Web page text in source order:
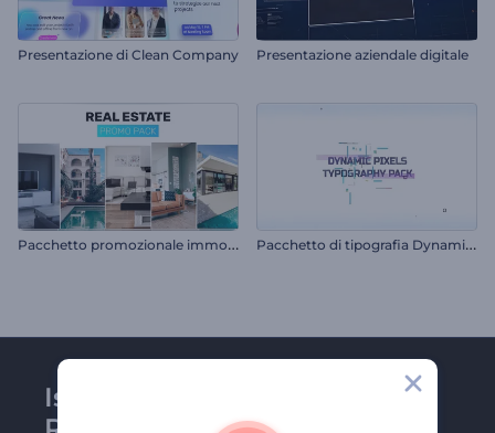
Presentazione di Clean Company Presentazione aziendale digitale
P
acchetto promozionale immobiliare P
acchetto di tipografia Dynamic Pixels
Iscriviti alla newsletter di